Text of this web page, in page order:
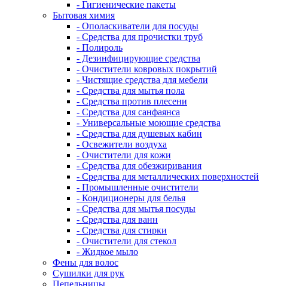
- Гигиенические пакеты
Бытовая химия
- Ополаскиватели для посуды
- Средства для прочистки труб
- Полироль
- Дезинфицирующие средства
- Очистители ковровых покрытий
- Чистящие средства для мебели
- Средства для мытья пола
- Средства против плесени
- Средства для санфаянса
- Универсальные моющие средства
- Средства для душевых кабин
- Освежители воздуха
- Очистители для кожи
- Средства для обезжиривания
- Средства для металлических поверхностей
- Промышленные очистители
- Кондиционеры для белья
- Средства для мытья посуды
- Средства для ванн
- Средства для стирки
- Очистители для стекол
- Жидкое мыло
Фены для волос
Сушилки для рук
Пепельницы